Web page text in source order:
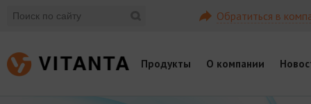
Обратиться в
Продукты О компании